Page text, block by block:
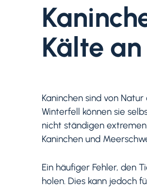
Kälte
Kaninchen sind von
Winterfell können sie
nicht ständigen
Kaninchen und
Ein häufiger Fehler, den
holen. Dies kann jedoch